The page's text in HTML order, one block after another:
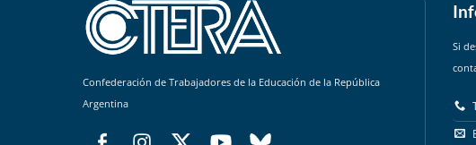
Confederación de Trabajadores de la Educación de la República
Argentina
Si